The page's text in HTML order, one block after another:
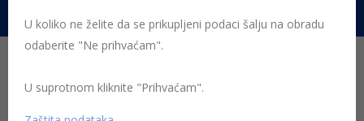
Slovenija uvodi e-vinjete
1. prosinca kreće uvođenje sustava elektroničkih
U koliko ne želite da se prikupljeni podaci šalju na obradu
odaberite "Ne prihvaćam".
U suprotnom kliknite "Prihvaćam".